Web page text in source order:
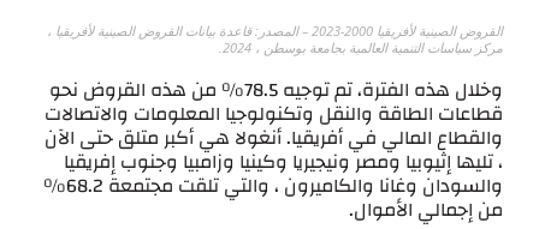
القروض الصينية لأفريقيا 2000-2023 – المصدر: قاعدة بيانات القروض الصينية لأفريقيا ،
مركز سياسات التنمية العالمية بجامعة بوسطن ، 2024.
وخلال هذه الفترة، تم توجيه 78.5٪ من هذه القروض نحو
قطاعات الطاقة والنقل وتكنولوجيا المعلومات والاتصالات
والقطاع المالي في أفريقيا. أنغولا هي أكبر متلق حتى الآن
، تليها إثيوبيا ومصر ونيجيريا وكينيا وزامبيا وجنوب إفريقيا
والسودان وغانا والكاميرون ، والتي تلقت مجتمعة 68.2٪
من إجمالي الأموال.